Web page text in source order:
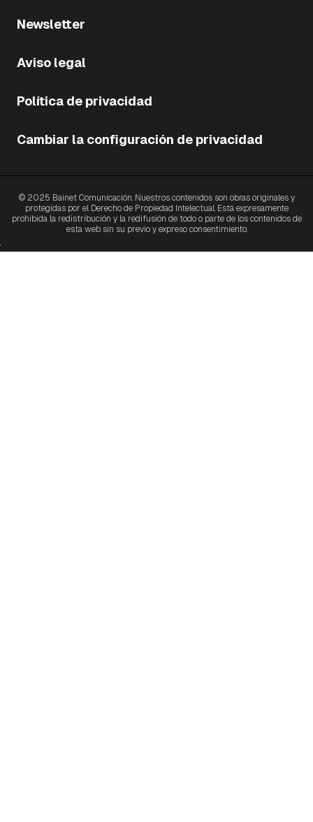
Newsletter
Aviso legal
Política de privacidad
Cambiar la configuración de privacidad
© 2025 Bainet Comunicación. Nuestros contenidos son obras originales y
protegidas por el Derecho de Propiedad Intelectual. Está expresamente
prohibida la redistribución y la redifusión de todo o parte de los contenidos de
esta web sin su previo y expreso consentimiento.